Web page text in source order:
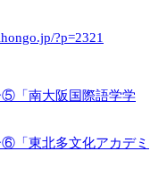
?p=2321
⑤「南大阪国際語学学
⑥「東北多文化アカデミ